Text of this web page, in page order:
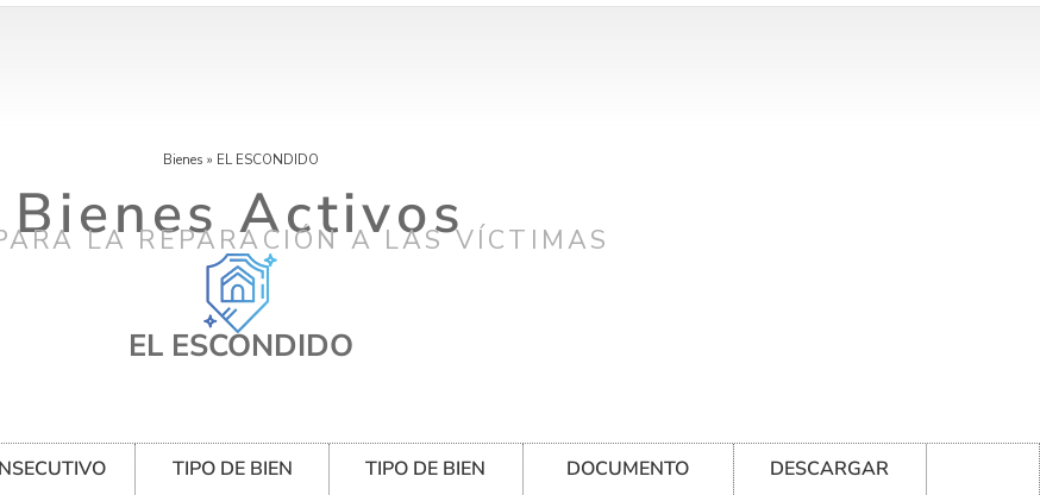
Bienes » EL ESCONDIDO
Bienes Activos
LA REPARACIÓN A LAS VÍCTIMAS
EL ESCONDIDO
TIPO DE BIEN TIPO DE BIEN DOCUMENTO DESCARGAR